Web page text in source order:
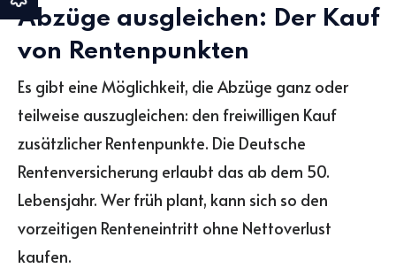
Abzüge ausgleichen: Der Kauf
von Rentenpunkten
Es gibt eine Möglichkeit, die Abzüge ganz oder
teilweise auszugleichen: den freiwilligen Kauf
zusätzlicher Rentenpunkte. Die Deutsche
Rentenversicherung erlaubt das ab dem 50.
Lebensjahr. Wer früh plant, kann sich so den
vorzeitigen Renteneintritt ohne Nettoverlust
kaufen.